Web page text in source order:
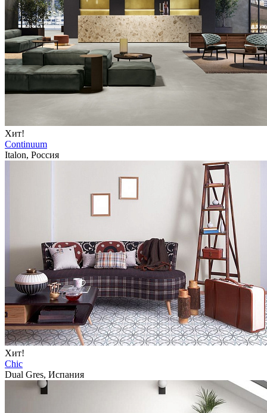
Хит!
Continuum
Italon, Россия
Хит!
Chic
Dual Gres, Испания